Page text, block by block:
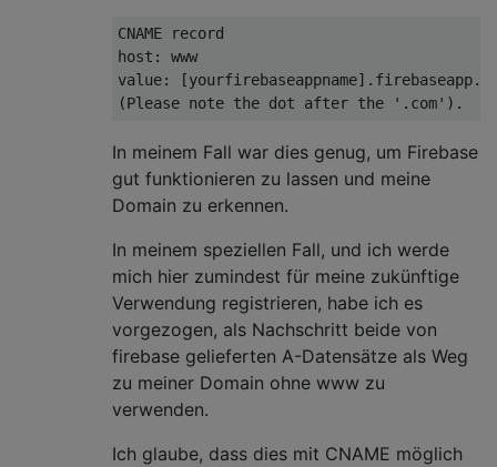
CNAME record
host: www
value:
In meinem Fall war dies genug, um Firebase
gut funktionieren zu lassen und meine
Domain zu erkennen.
In meinem speziellen Fall, und ich werde
mich hier zumindest für meine zukünftige
Verwendung registrieren, habe ich es
vorgezogen, als Nachschritt beide von
firebase gelieferten A-Datensätze als Weg
zu meiner Domain ohne www zu
verwenden.
Ich glaube, dass dies mit CNAME möglich